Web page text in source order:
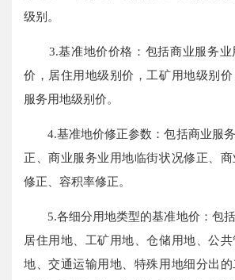
级别。
3.基准地价价格：包括商业服务业
价，居住用地级别价，工矿用地级别
服务用地级别价。
4.基准地价修正参数：包括商业服务
正、商业服务业用地临街状况修正、
修正、容积率修正。
5.各细分用地类型的基准地价：包括
居住用地、工矿用地、仓储用地、公
地、交通运输用地、特殊用地细分出